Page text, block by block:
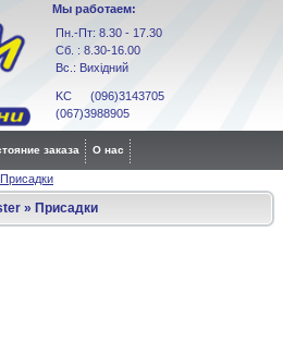
Мы работаем:
Пн.-Пт: 8.30 - 17.30
Сб. : 8.30-16.00
Вс.: Вихідний
KC (096)3143705
(067)3988905
заказа О нас
Присадки
» Присадки